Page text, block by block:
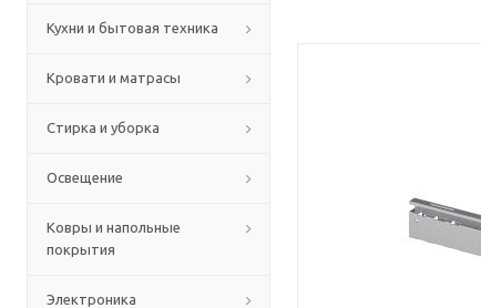
Кухни и бытовая техника
Кровати и матрасы
Стирка и уборка
Освещение
Ковры и напольные
покрытия
Электроника